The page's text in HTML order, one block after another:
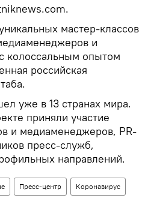
мастер-классов
и
колоссальным опытом
российская
уже в 13 странах мира.
приняли участие
и медиаменеджеров, PR-
пресс-служб,
направлений.
Пресс-центр Коронавирус